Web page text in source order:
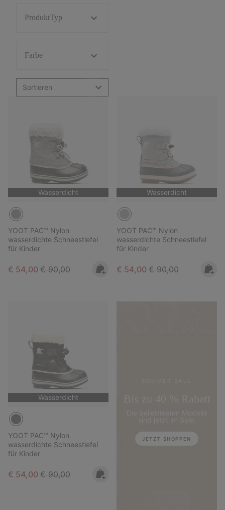
ProduktTyp
Farbe
Sortieren
Wasserdicht
YOOT PAC™ Nylon
wasserdichte Schneestiefel
für Kinder
Sale price:
€ 54,00 Regular price:
€ 90,00
Wasserdicht
YOOT PAC™ Nylon
wasserdichte Schneestiefel
für Kinder
Sale price:
€ 54,00 Regular price:
€ 90,00
Wasserdicht
YOOT PAC™ Nylon
wasserdichte Schneestiefel
für Kinder
Sale price:
€ 54,00 Regular price:
€ 90,00
JETZT SHOPPEN